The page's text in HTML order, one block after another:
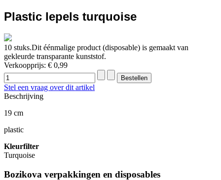
Plastic lepels turquoise
10 stuks.Dit éénmalige product (disposable) is gemaakt van
gekleurde transparante kunststof.
Verkoopprijs: € 0,99
Stel een vraag over dit artikel
Beschrijving
19 cm
plastic
Kleurfilter
Turquoise
Bozikova verpakkingen en disposables